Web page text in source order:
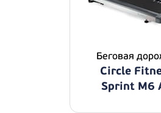
Беговая
Circle
Sprint M6